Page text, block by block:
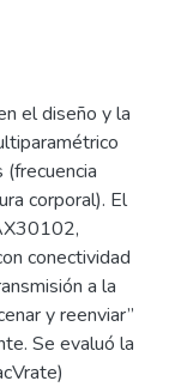
el diseño y la
corporal). El
conectividad
a la
y reenviar”
Se evaluó la